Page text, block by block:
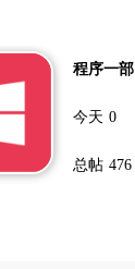
程序一部
今天 0
总帖 476